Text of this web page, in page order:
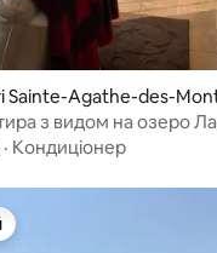
Sainte-Agathe-des-
з видом на озеро
· Кондиціонер